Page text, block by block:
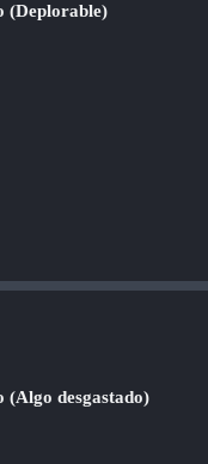
(Deplorable)
desgastado)